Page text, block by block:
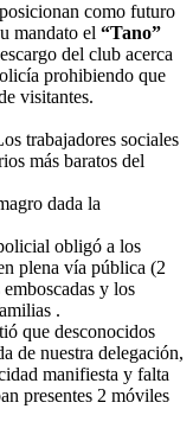
como futuro
mandato el “Tano”
del club acerca
prohibiendo que
visitantes.
trabajadores sociales
más baratos del
dada la
obligó a los
plena vía pública (2
y los
.
que desconocidos
de nuestra delegación,
manifiesta y falta
presentes 2 móviles